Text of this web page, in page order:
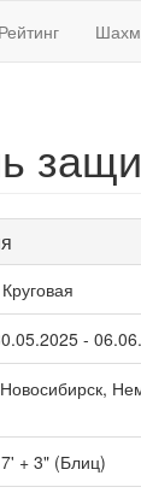
Рейтинг
Круговая
-
Новосибирск,
7' + 3" (Блиц)